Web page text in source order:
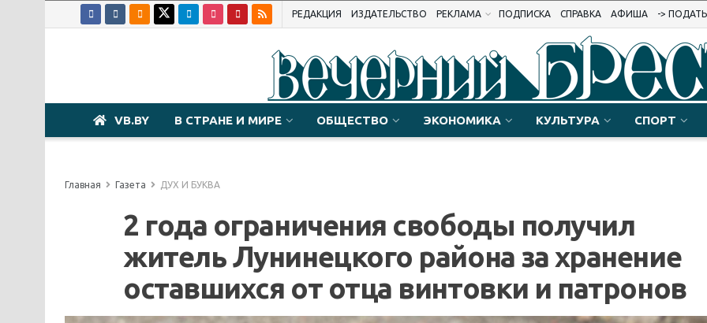
РЕДАКЦИЯ ИЗДАТЕЛЬСТВО РЕКЛАМА ПОДПИСКА СПРАВКА АФИША ->
VB.BY В СТРАНЕ И МИРЕ ОБЩЕСТВО ЭКОНОМИКА КУЛЬТУРА СПОРТ
Главная Газета ДУХ И БУКВА
2 года ограничения свободы получил
житель Лунинецкого района за хранение
оставшихся от отца винтовки и патронов